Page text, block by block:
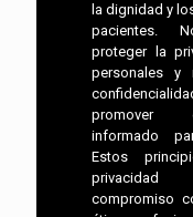
la dignidad y
pacientes.
proteger la
personales y
promover
informado
Estos
privacidad
compromiso